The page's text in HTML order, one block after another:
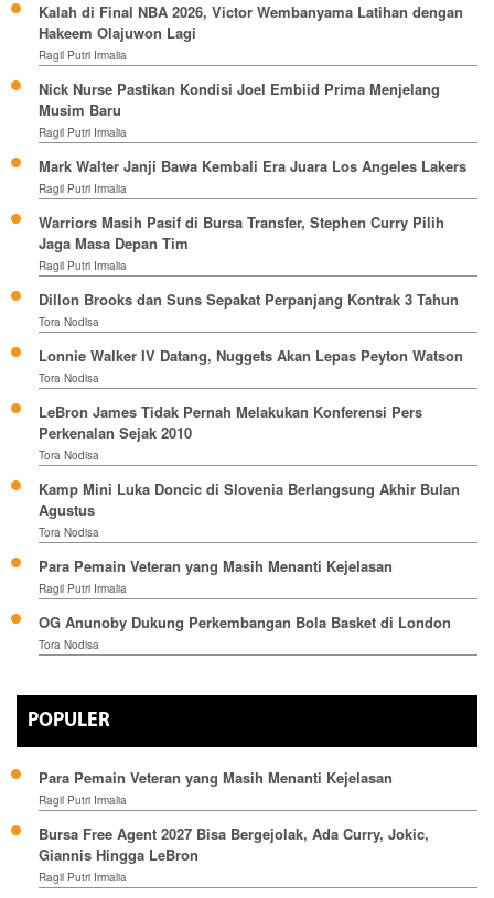
Kalah di Final NBA 2026, Victor Wembanyama Latihan dengan
Hakeem Olajuwon Lagi
Ragil Putri Irmalia
Nick Nurse Pastikan Kondisi Joel Embiid Prima Menjelang
Musim Baru
Ragil Putri Irmalia
Mark Walter Janji Bawa Kembali Era Juara Los Angeles Lakers
Ragil Putri Irmalia
Warriors Masih Pasif di Bursa Transfer, Stephen Curry Pilih
Jaga Masa Depan Tim
Ragil Putri Irmalia
Dillon Brooks dan Suns Sepakat Perpanjang Kontrak 3 Tahun
Tora Nodisa
Lonnie Walker IV Datang, Nuggets Akan Lepas Peyton Watson
Tora Nodisa
LeBron James Tidak Pernah Melakukan Konferensi Pers
Perkenalan Sejak 2010
Tora Nodisa
Kamp Mini Luka Doncic di Slovenia Berlangsung Akhir Bulan
Agustus
Tora Nodisa
Para Pemain Veteran yang Masih Menanti Kejelasan
Ragil Putri Irmalia
OG Anunoby Dukung Perkembangan Bola Basket di London
Tora Nodisa
POPULER
Para Pemain Veteran yang Masih Menanti Kejelasan
Ragil Putri Irmalia
Bursa Free Agent 2027 Bisa Bergejolak, Ada Curry, Jokic,
Giannis Hingga LeBron
Ragil Putri Irmalia